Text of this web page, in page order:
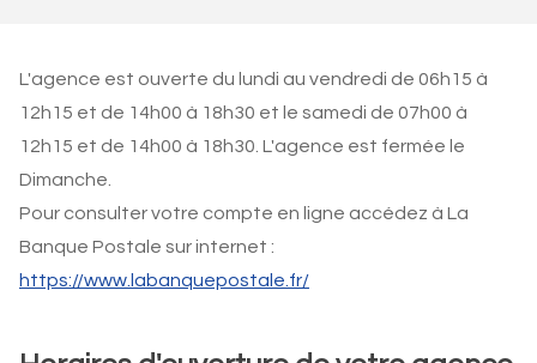
L'agence est ouverte du lundi au vendredi de 06h15 à
12h15 et de 14h00 à 18h30 et le samedi de 07h00 à
12h15 et de 14h00 à 18h30. L'agence est fermée le
Dimanche.
Pour consulter votre compte en ligne accédez à La
Banque Postale sur internet :
https://www.labanquepostale.fr/